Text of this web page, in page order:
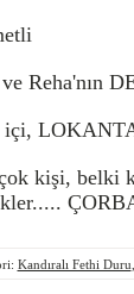
ve Reha'nın
içi,
kişi, belki
Kandıralı Fethi Duru